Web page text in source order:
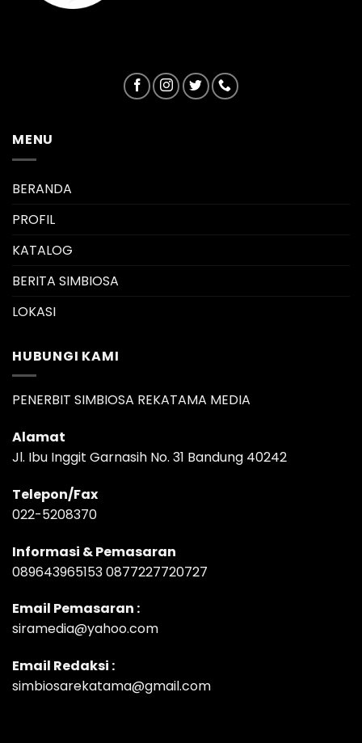
MENU
BERANDA
PROFIL
KATALOG
BERITA SIMBIOSA
LOKASI
HUBUNGI KAMI
PENERBIT SIMBIOSA REKATAMA MEDIA
Alamat
Jl. Ibu Inggit Garnasih No. 31 Bandung 40242
Telepon/Fax
022-5208370
Informasi & Pemasaran
089643965153 0877227720727
Email Pemasaran :
siramedia@yahoo.com
Email Redaksi :
simbiosarekatama@gmail.com